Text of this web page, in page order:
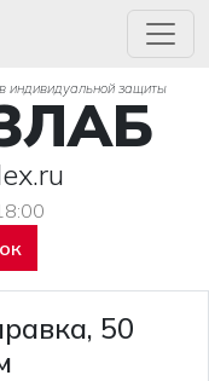
индивидуальной защиты
50